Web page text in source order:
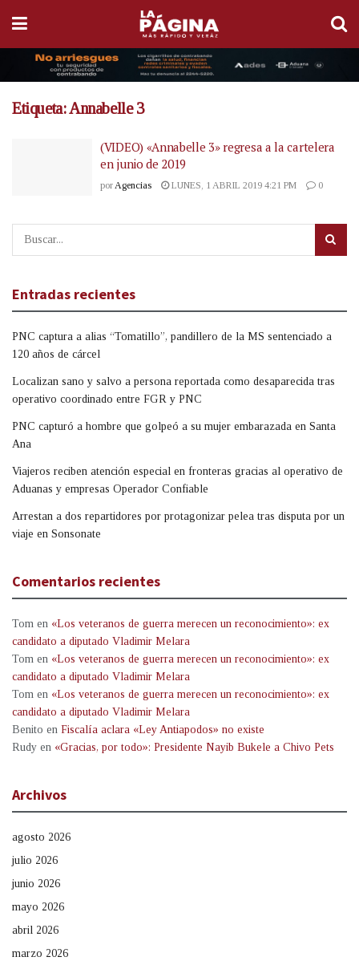
Etiqueta:Annabelle 3
(VIDEO) «Annabelle 3» regresa a la cartelera
en junio de 2019
por Agencias LUNES, 1 ABRIL 2019 4:21 PM 0
Entradas recientes
PNC captura a alias “Tomatillo”, pandillero de la MS sentenciado a
120 años de cárcel
Localizan sano y salvo a persona reportada como desaparecida tras
operativo coordinado entre FGR y PNC
PNC capturó a hombre que golpeó a su mujer embarazada en Santa
Ana
Viajeros reciben atención especial en fronteras gracias al operativo de
Aduanas y empresas Operador Confiable
Arrestan a dos repartidores por protagonizar pelea tras disputa por un
viaje en Sonsonate
Comentarios recientes
Tom en «Los veteranos de guerra merecen un reconocimiento»: ex
candidato a diputado Vladimir Melara
Tom en «Los veteranos de guerra merecen un reconocimiento»: ex
candidato a diputado Vladimir Melara
Tom en «Los veteranos de guerra merecen un reconocimiento»: ex
candidato a diputado Vladimir Melara
Benito en Fiscalía aclara «Ley Antiapodos» no existe
Rudy en «Gracias, por todo»: Presidente Nayib Bukele a Chivo Pets
Archivos
agosto 2026
julio 2026
junio 2026
mayo 2026
abril 2026
marzo 2026